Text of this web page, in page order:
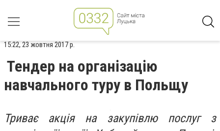
15:22, 23 жовтня 2017 р.
Тендер на організацію
навчального туру в Польщу
Триває акція на закупівлю послуг з